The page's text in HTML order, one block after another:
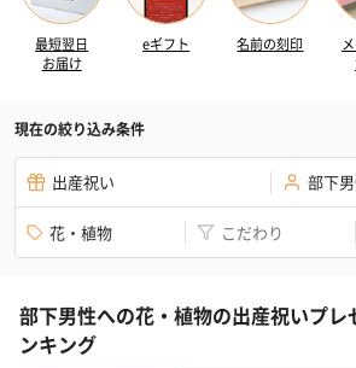
最短翌日
お届け
eギフト 名前の刻印
現在の絞り込み条件
出産祝い 部下
花・植物 こだわり
部下男性への花・植物の出産祝いプレ
ンキング